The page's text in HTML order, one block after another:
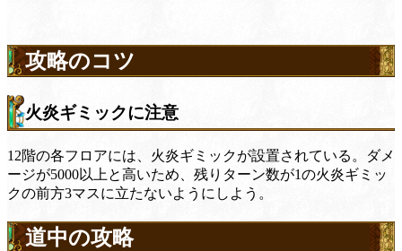
攻略のコツ
火炎ギミックに注意
12階の各フロアには、火炎ギミックが設置されている。ダメ
ージが5000以上と高いため、残りターン数が1の火炎ギミッ
クの前方3マスに立たないようにしよう。
道中の攻略